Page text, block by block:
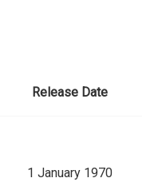
Release Date
1 January 1970